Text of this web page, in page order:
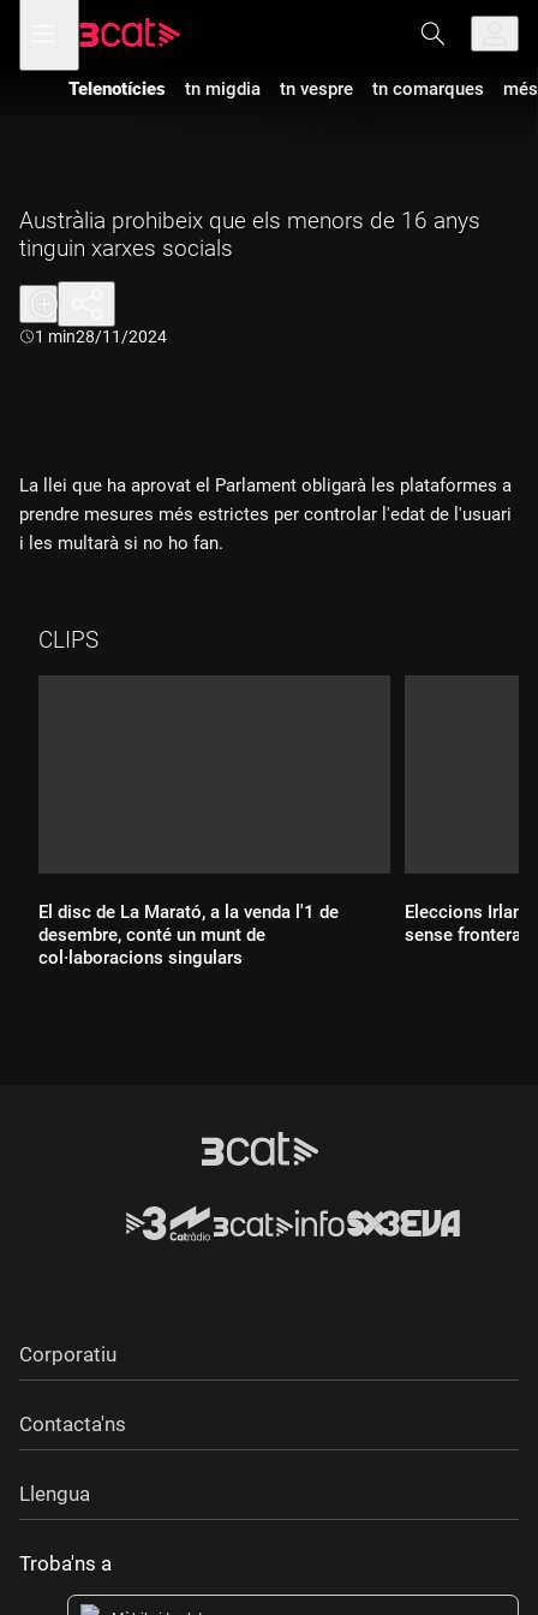
navegació
menú
de
Telenotícies tn migdia tn vespre tn comarques
Austràlia prohibeix que els menors de 16 anys
tinguin xarxes socials
Durada:
1 min28/11/2024
La llei que ha aprovat el Parlament obligarà les plataformes a
prendre mesures més estrictes per controlar l'edat de l'usuari
i les multarà si no ho fan.
CLIPS
El disc de La Marató, a la venda l'1 de
desembre, conté un munt de
col·laboracions singulars
Eleccions
sense frontera
Corporatiu
Contacta'ns
Llengua
Troba'ns a